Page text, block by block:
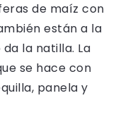
de maíz con
están a la
la natilla. La
se hace con
panela y